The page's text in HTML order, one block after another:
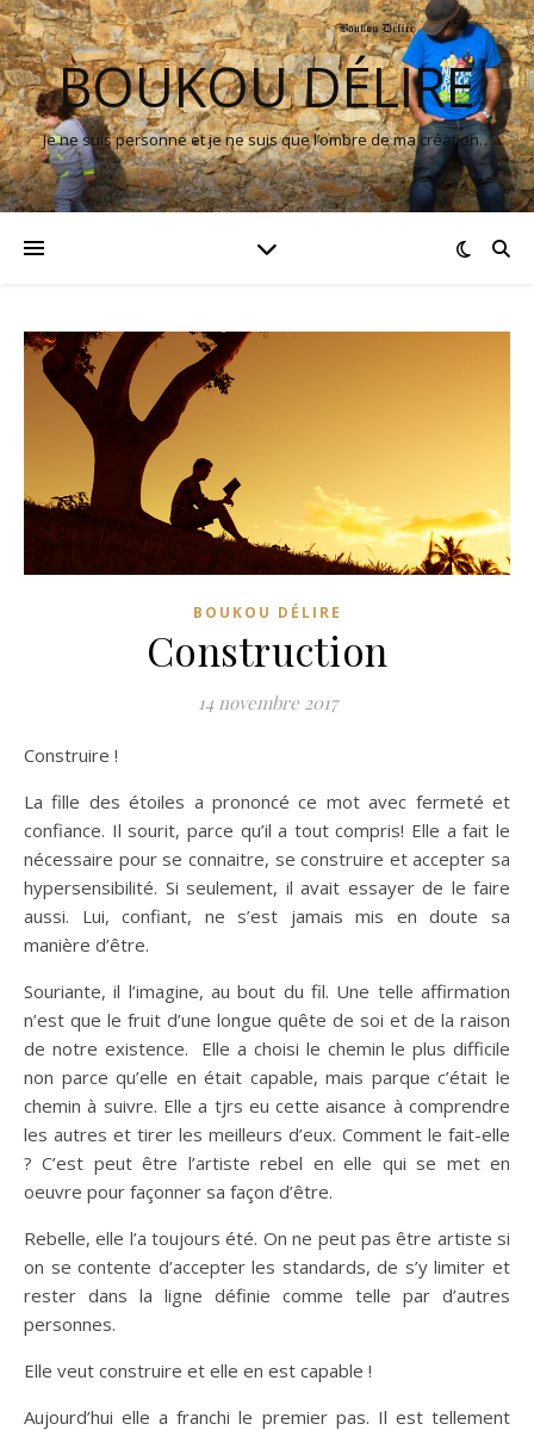
BOUKOU DÉLIRE
Je ne suis personne et je ne suis que l’ombre de ma création…
BOUKOU DÉLIRE
Construction
14 novembre 2017
Construire !
La fille des étoiles a prononcé ce mot avec fermeté et
confiance. Il sourit, parce qu’il a tout compris! Elle a fait le
nécessaire pour se connaitre, se construire et accepter sa
hypersensibilité. Si seulement, il avait essayer de le faire
aussi. Lui, confiant, ne s’est jamais mis en doute sa
manière d’être.
Souriante, il l’imagine, au bout du fil. Une telle affirmation
n’est que le fruit d’une longue quête de soi et de la raison
de notre existence. Elle a choisi le chemin le plus difficile
non parce qu’elle en était capable, mais parque c’était le
chemin à suivre. Elle a tjrs eu cette aisance à comprendre
les autres et tirer les meilleurs d’eux. Comment le fait-elle
? C’est peut être l’artiste rebel en elle qui se met en
oeuvre pour façonner sa façon d’être.
Rebelle, elle l’a toujours été. On ne peut pas être artiste si
on se contente d’accepter les standards, de s’y limiter et
rester dans la ligne définie comme telle par d’autres
personnes.
Elle veut construire et elle en est capable !
Aujourd’hui elle a franchi le premier pas. Il est tellement